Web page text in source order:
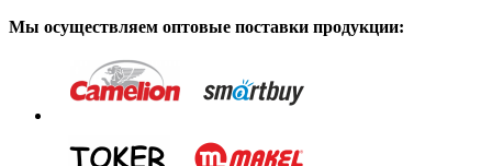
Мы осуществляем оптовые поставки продукции: